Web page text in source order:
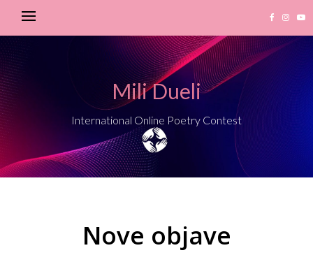
Mili Dueli
International Online Poetry Contest
Nove objave